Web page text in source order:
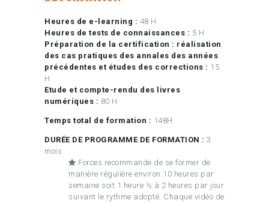
Heures de e-learning : 48 H
Heures de tests de connaissances : 5 H
Préparation de la certification : réalisation
des cas pratiques des annales des années
précédentes et études des corrections : 15
H
Etude et compte-rendu des livres
numériques : 80 H
Temps total de formation : 148H
DURÉE DE PROGRAMME DE FORMATION : 3
mois
Forces recommande de se former de
manière régulière environ 10 heures par
semaine soit 1 heure ½ à 2 heures par jour
suivant le rythme adopté. Chaque vidéo de